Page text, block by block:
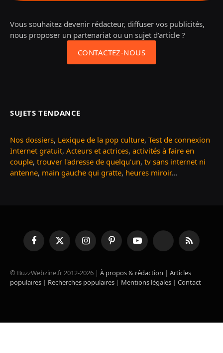
Vous souhaitez devenir rédacteur, diffuser vos publicités,
nous proposer un partenariat ou un sujet d'article ?
CONTACTEZ-NOUS
SUJETS TENDANCE
Nos dossiers, Lexique de la pop culture, Test de connexion
Internet gratuit, Acteurs et actrices, activités à faire en
couple, trouver l'adresse de quelqu'un, tv sans internet ni
antenne, main gauche qui gratte, heures miroir...
FacebookX
(Twitter)
InstagramPinterestYouTube TikTok RSS
© BuzzWebzine.fr 2012-2026 | À propos & rédaction | Articles
populaires | Recherches populaires | Mentions légales | Contact